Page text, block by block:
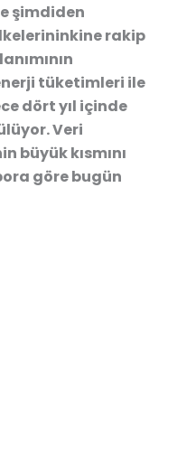
şimdiden
rakip
tüketimleri ile
dört yıl içinde
Veri
büyük kısmını
göre bugün